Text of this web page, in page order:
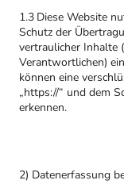
1.3 Diese Website
Schutz der
vertraulicher Inhalte
Verantwortlichen)
können eine
„https://“ und dem
erkennen.
2) Datenerfassung